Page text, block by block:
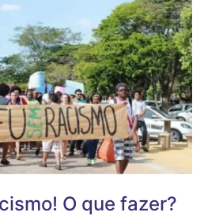
O que fazer?